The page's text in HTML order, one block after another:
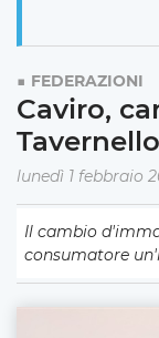
FEDERAZIONI
Caviro,
Tavernello
lunedì 1 febbraio
Il cambio
consumatore